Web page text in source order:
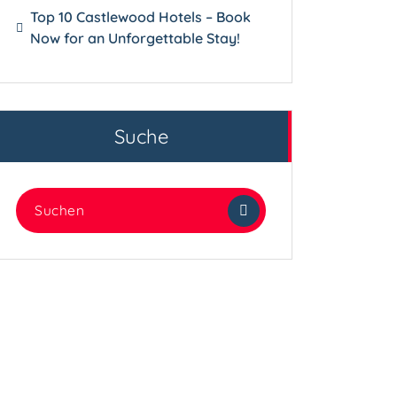
Top 10 Castlewood Hotels – Book
Now for an Unforgettable Stay!
Suche
Suchen
nach: